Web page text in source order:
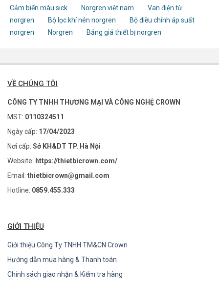
Cảm biến màu sick
Norgren việt nam
Van điện từ
norgren
Bộ lọc khí nén norgren
Bộ điều chỉnh áp suất
norgren
Norgren Bảng giá thiết bị norgren
VỀ CHÚNG TÔI
CÔNG TY TNHH THƯƠNG MẠI VÀ CÔNG NGHỆ CROWN
MST: 0110324511
Ngày cấp: 17/04/2023
Nơi cấp: Sở KH&DT TP. Hà Nội
Website: https://thietbicrown.com/
Email: thietbicrown@gmail.com
Hotline: 0859.455.333
GIỚI THIỆU
Giới thiệu Công Ty TNHH TM&CN Crown
Hướng dẫn mua hàng & Thanh toán
Chính sách giao nhận & Kiểm tra hàng